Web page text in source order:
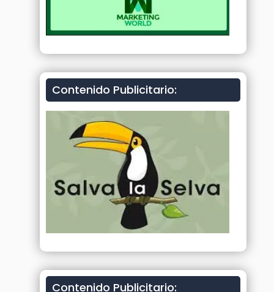
Contenido Publicitario:
Contenido Publicitario: